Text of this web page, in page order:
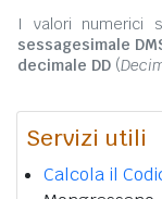
I valori numerici
sessagesimale
decimale DD (
Servizi utili
Calcola il